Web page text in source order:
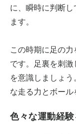
に、瞬時に判断
ます。
この時期に足の
です。足裏を刺
を意識しましょ
な走る力とボール
色々な運動経